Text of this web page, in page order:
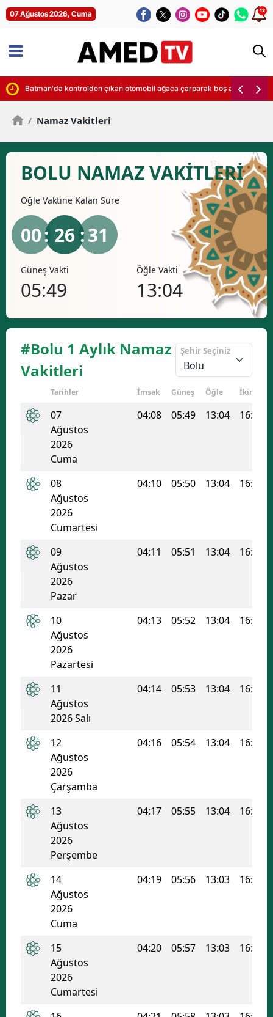
07 Ağustos 2026, Cuma 12
hazırlanıyor
Batman'da kontrolden çıkan otomobil ağaca çarparak boş araziye
/ Namaz Vakitleri
BOLU NAMAZ VAKİTLERİ
Öğle Vaktine Kalan Süre
00: 26 :30
Öğle Vakti
13:04
İkindi Vakti
16:56
#Bolu 1 Aylık Namaz
Vakitleri
Şehir Seçiniz
Tarihler İmsak Güneş Öğle İkindi
07
Ağustos
2026
Cuma
04:08 05:49 13:04 16:56
08
Ağustos
2026
Cumartesi
04:10 05:50 13:04 16:56
09
Ağustos
2026
Pazar
04:11 05:51 13:04 16:56
10
Ağustos
2026
Pazartesi
04:13 05:52 13:04 16:55
11
Ağustos
2026 Salı
04:14 05:53 13:04 16:54
12
Ağustos
2026
Çarşamba
04:16 05:54 13:04 16:54
13
Ağustos
2026
Perşembe
04:17 05:55 13:04 16:53
14
Ağustos
2026
Cuma
04:19 05:56 13:03 16:53
15
Ağustos
2026
Cumartesi
04:20 05:57 13:03 16:52